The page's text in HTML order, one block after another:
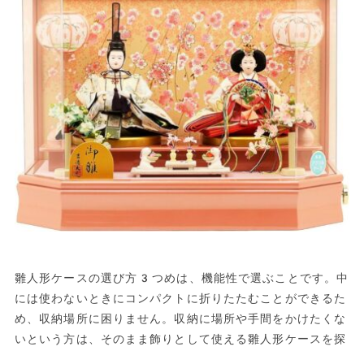
雛人形ケースの選び方3つめは、機能性で選ぶことです。中
には使わないときにコンパクトに折りたたむことができるた
め、収納場所に困りません。収納に場所や手間をかけたくな
いという方は、そのまま飾りとして使える雛人形ケースを探